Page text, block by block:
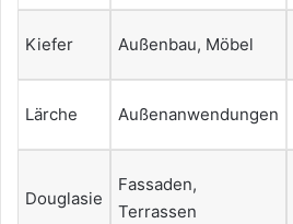
Kiefer Außenbau, Möbel
Lärche Außenanwendungen
Douglasie
Fassaden,
Terrassen